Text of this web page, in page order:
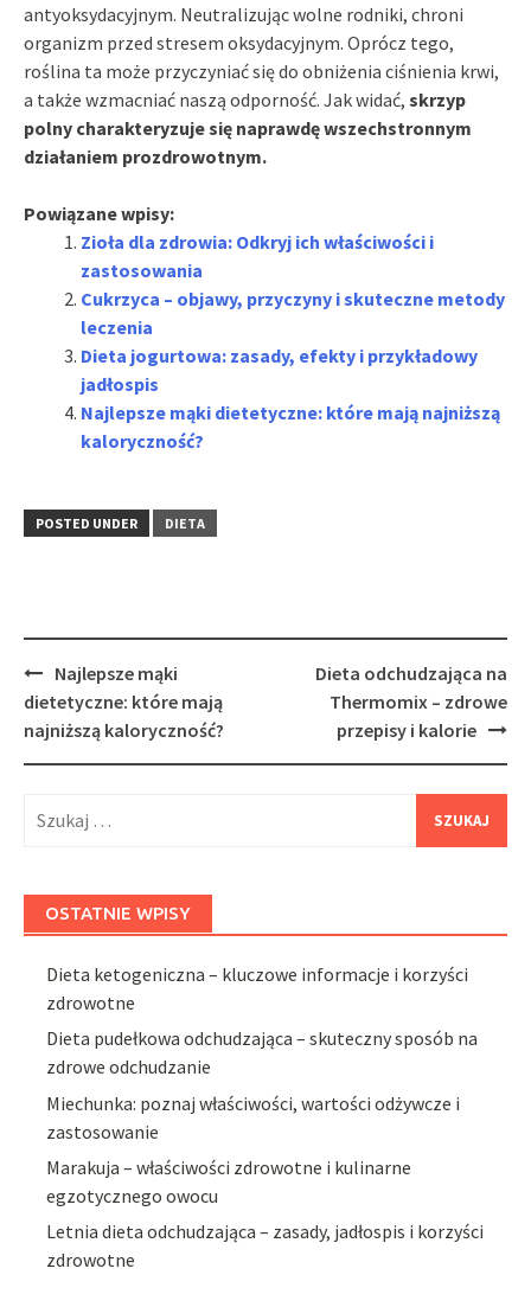
antyoksydacyjnym. Neutralizując wolne rodniki, chroni
organizm przed stresem oksydacyjnym. Oprócz tego,
roślina ta może przyczyniać się do obniżenia ciśnienia krwi,
a także wzmacniać naszą odporność. Jak widać, skrzyp
polny charakteryzuje się naprawdę wszechstronnym
działaniem prozdrowotnym.
Powiązane wpisy:
Zioła dla zdrowia: Odkryj ich właściwości i
zastosowania
Cukrzyca – objawy, przyczyny i skuteczne metody
leczenia
Dieta jogurtowa: zasady, efekty i przykładowy
jadłospis
Najlepsze mąki dietetyczne: które mają najniższą
kaloryczność?
POSTED UNDER DIETA
Post
navigation
Najlepsze mąki
dietetyczne: które mają
najniższą kaloryczność?
Dieta odchudzająca na
Thermomix – zdrowe
przepisy i kalorie
OSTATNIE WPISY
Dieta ketogeniczna – kluczowe informacje i korzyści
zdrowotne
Dieta pudełkowa odchudzająca – skuteczny sposób na
zdrowe odchudzanie
Miechunka: poznaj właściwości, wartości odżywcze i
zastosowanie
Marakuja – właściwości zdrowotne i kulinarne
egzotycznego owocu
Letnia dieta odchudzająca – zasady, jadłospis i korzyści
zdrowotne